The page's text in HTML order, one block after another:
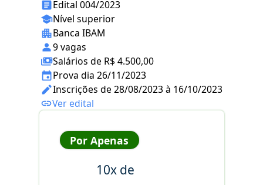
Edital 004/2023
Nível superior
Banca IBAM
9 vagas
Salários de R$ 4.500,00
Prova dia 26/11/2023
Inscrições de 28/08/2023 à 16/10/2023
Ver edital
Por Apenas
10x de